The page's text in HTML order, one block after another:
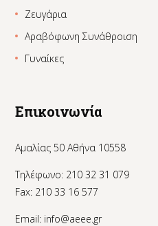
Ζευγάρια
Αραβόφωνη Συνάθροιση
Γυναίκες
Επικοινωνία
Αμαλίας 50 Αθήνα 10558
Τηλέφωνο: 210 32 31 079
Fax: 210 33 16 577
Email: info@aeee.gr